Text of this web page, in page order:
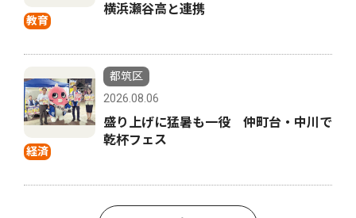
教育
横浜瀬谷高と連携
経済
都筑区
2026.08.06
盛り上げに猛暑も一役 仲町台・中川で
乾杯フェス